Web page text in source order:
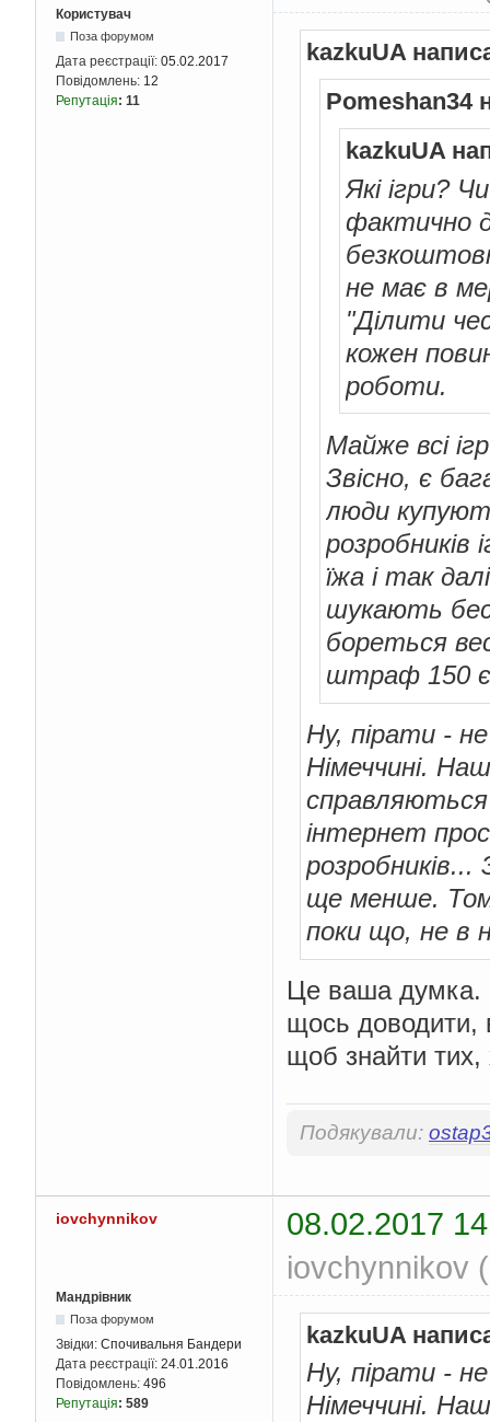
Користувач
Поза форумом
Дата реєстрації: 05.02.2017
Повідомлень: 12
Репутація: 11
kazkuUA
Pomeshan34
kazkuUA
Які ігри?
фактично
не має в
"Ділити
кожен
роботи.
Майже всі
Звісно, є
люди
їжа і так
шукають
бореться
штраф 150
Ну, пірати -
Німеччині.
інтернет
ще менше.
поки що, не в
Це ваша думка.
щось доводити,
щоб знайти
Подякували:
iovchynnikov
08.02.2017
iovchynnikov
Мандрівник
Поза форумом
Звідки: Спочивальня Бандери
Дата реєстрації: 24.01.2016
Повідомлень: 496
Репутація: 589
kazkuUA
Ну, пірати -
Німеччині.